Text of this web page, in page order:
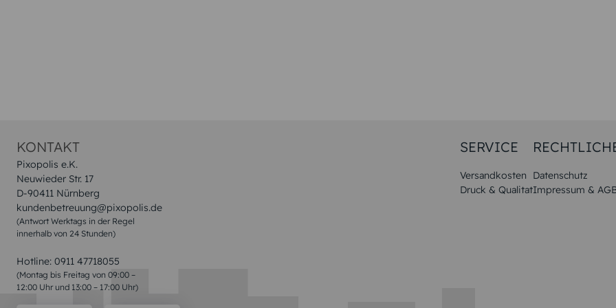
KONTAKT
Pixopolis e.K.
Neuwieder Str. 17
D-90411 Nürnberg
kundenbetreuung@pixopolis.de
(Antwort Werktags in der Regel
innerhalb von 24 Stunden)
Hotline: 0911 47718055
(Montag bis Freitag von 09:00 –
12:00 Uhr und 13:00 – 17:00 Uhr)
SERVICE
Versandkosten
Druck & Qualitat
Datenschutz
Impressum &